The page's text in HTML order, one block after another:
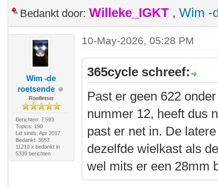
Bedankt door: Willeke_IGKT , Wim -
Wim -de
roetsende
Roeifietser
Berichten: 7.593
Topics: 190
Lid sinds: Apr 2017
Bedankt: 3653
11210 x bedankt in
5339 berichten
10-May-2026, 05:28 PM
365cycle schreef:
Past er geen 622
nummer 12, heeft dus
past er net in. De
dezelfde wielkast als
wel mits er een 28mm